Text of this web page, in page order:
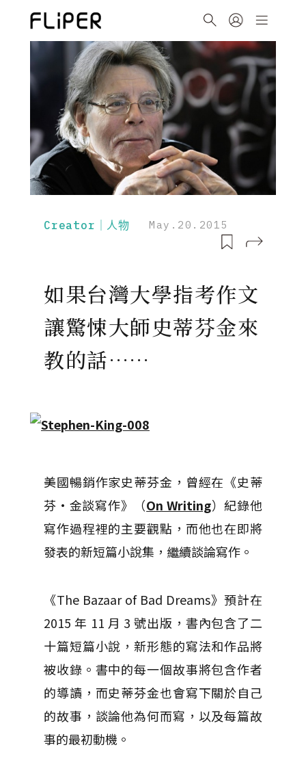
Creator｜人物 May.20.2015
如果台灣大學指考作文
讓驚悚大師史蒂芬金來
教的話……
美國暢銷作家史蒂芬金，曾經在《史蒂
芬·金談寫作》（On Writing）紀錄他
寫作過程裡的主要觀點，而他也在即將
發表的新短篇小說集，繼續談論寫作。
《The Bazaar of Bad Dreams》預計在
2015 年 11 月 3 號出版，書內包含了二
十篇短篇小說，新形態的寫法和作品將
被收錄。書中的每一個故事將包含作者
的導讀，而史蒂芬金也會寫下關於自己
的故事，談論他為何而寫，以及每篇故
事的最初動機。